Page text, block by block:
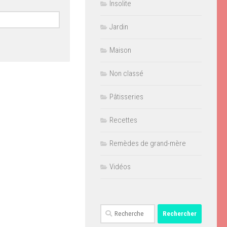
Insolite
Jardin
Maison
Non classé
Pâtisseries
Recettes
Remèdes de grand-mère
Vidéos
Rechercher :